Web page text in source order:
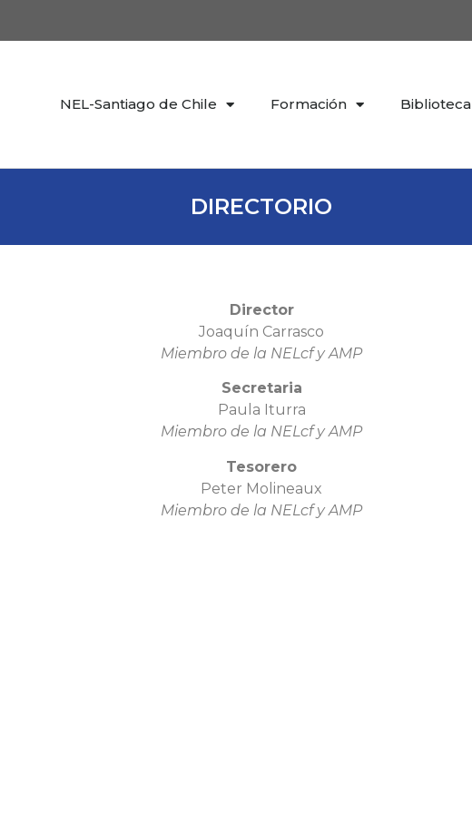
NEL-Santiago de Chile Formación Biblioteca
DIRECTORIO
Director
Joaquín Carrasco
Miembro de la NELcf y AMP
Secretaria
Paula Iturra
Miembro de la NELcf y AMP
Tesorero
Peter Molineaux
Miembro de la NELcf y AMP